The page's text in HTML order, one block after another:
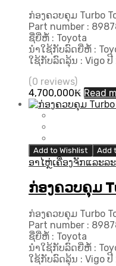
ກ່ອງຄວບຄຸມ Turbo
Part number :
ຊື່ຍີ່ຫໍ້ : Toyota
ນຳໃຊ້ກັບລົດຍີ່ຫໍ້ :
ໃຊ້ກັບລົດລຸ້ນ : Vigo ປີ
(0 reviews)
4,700,000₭ Read
Add to Wishlist Add
ອາໄຫຼ່ເຄື່ອງຈັກແລະລ
ກ່ອງຄວບຄຸມ
ກ່ອງຄວບຄຸມ Turbo
Part number :
ຊື່ຍີ່ຫໍ້ : Toyota
ນຳໃຊ້ກັບລົດຍີ່ຫໍ້ :
ໃຊ້ກັບລົດລຸ້ນ : Vigo ປີ